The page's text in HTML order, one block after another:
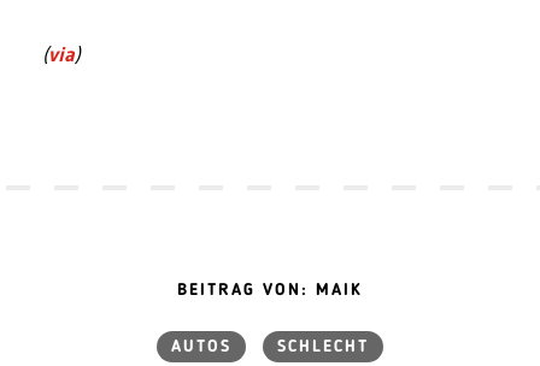
(via)
BEITRAG VON: MAIK
AUTOS SCHLECHT